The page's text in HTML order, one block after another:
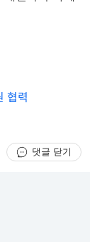
협력
댓글 닫기